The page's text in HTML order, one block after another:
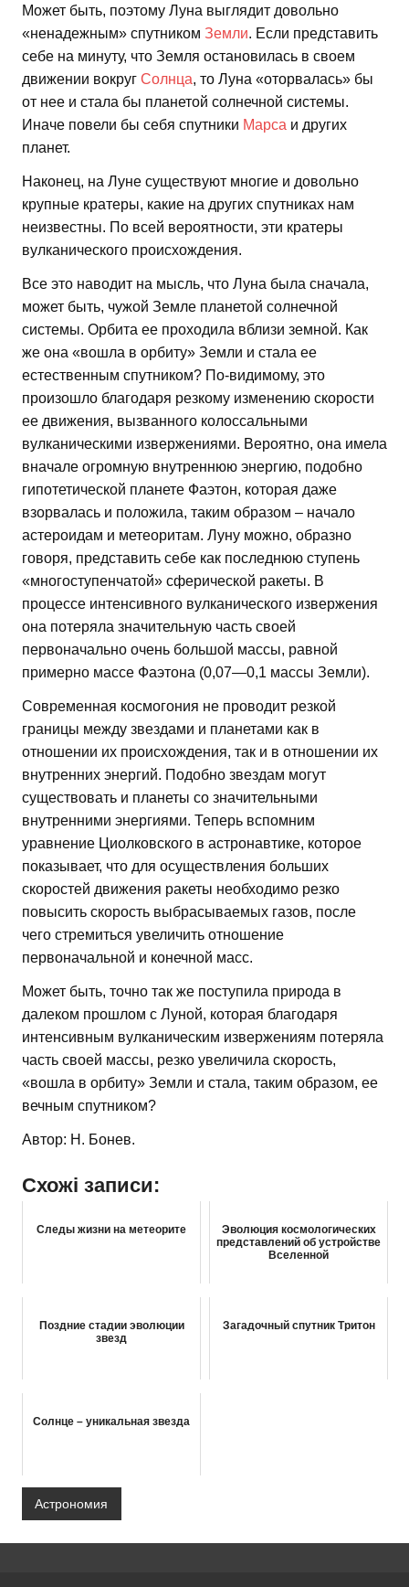
Может быть, поэтому Луна выглядит довольно
«ненадежным» спутником Земли. Если представить
себе на минуту, что Земля остановилась в своем
движении вокруг Солнца, то Луна «оторвалась» бы
от нее и стала бы планетой солнечной системы.
Иначе повели бы себя спутники Марса и других
планет.
Наконец, на Луне существуют многие и довольно
крупные кратеры, какие на других спутниках нам
неизвестны. По всей вероятности, эти кратеры
вулканического происхождения.
Все это наводит на мысль, что Луна была сначала,
может быть, чужой Земле планетой солнечной
системы. Орбита ее проходила вблизи земной. Как
же она «вошла в орбиту» Земли и стала ее
естественным спутником? По-видимому, это
произошло благодаря резкому изменению скорости
ее движения, вызванного колоссальными
вулканическими извержениями. Вероятно, она имела
вначале огромную внутреннюю энергию, подобно
гипотетической планете Фаэтон, которая даже
взорвалась и положила, таким образом – начало
астероидам и метеоритам. Луну можно, образно
говоря, представить себе как последнюю ступень
«многоступенчатой» сферической ракеты. В
процессе интенсивного вулканического извержения
она потеряла значительную часть своей
первоначально очень большой массы, равной
примерно массе Фаэтона (0,07—0,1 массы Земли).
Современная космогония не проводит резкой
границы между звездами и планетами как в
отношении их происхождения, так и в отношении их
внутренних энергий. Подобно звездам могут
существовать и планеты со значительными
внутренними энергиями. Теперь вспомним
уравнение Циолковского в астронавтике, которое
показывает, что для осуществления больших
скоростей движения ракеты необходимо резко
повысить скорость выбрасываемых газов, после
чего стремиться увеличить отношение
первоначальной и конечной масс.
Может быть, точно так же поступила природа в
далеком прошлом с Луной, которая благодаря
интенсивным вулканическим извержениям потеряла
часть своей массы, резко увеличила скорость,
«вошла в орбиту» Земли и стала, таким образом, ее
вечным спутником?
Автор: Н. Бонев.
Схожі записи:
Следы жизни на метеорите
Эволюция космологических
представлений об устройстве
Вселенной
Поздние стадии эволюции
звезд
Загадочный спутник Тритон
Солнце – уникальная звезда
Астрономия